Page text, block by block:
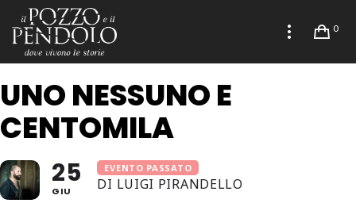
0
UNO NESSUNO E
CENTOMILA
25
GIU
EVENTO PASSATO
DI LUIGI PIRANDELLO